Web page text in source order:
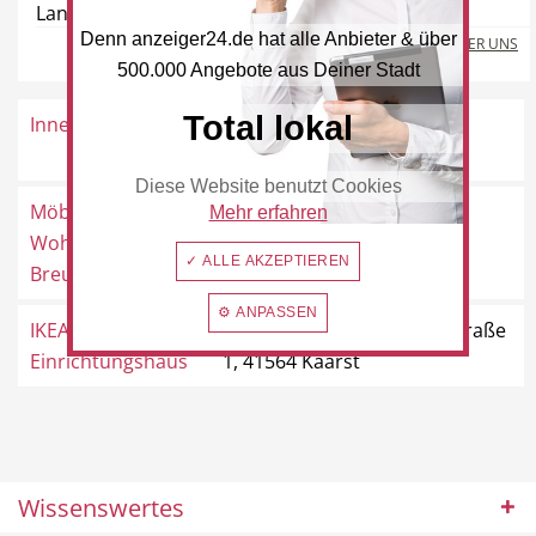
Beauty & Wellness Auto
Handwerk Sport & Freizeit
Landstraße 40, 42781 Haan
MEHR ÜBER UNS
Innenleben
Martinusstraße 45, 41569
Rommerskirchen
Möblierte
Wohnungen Bärbel
Breuer
Gillbachstraße 17, 41569
Rommerskirchen
IKEA Möbel &
Einrichtungshaus
Hans-Dietrich-Genscher-Straße
1, 41564 Kaarst
Wissenswertes
Denn anzeiger24.de hat alle Anbieter & über
500.000 Angebote aus Deiner Stadt
Total lokal
Diese Website benutzt Cookies
Mehr erfahren
✓ ALLE AKZEPTIEREN
⚙ ANPASSEN